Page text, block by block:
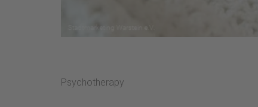
Psychotherapy